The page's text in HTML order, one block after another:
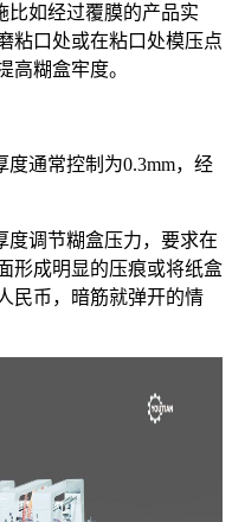
如经过覆膜的产品实
粘口处或在粘口处模压点
高糊盒牢度。
通常控制为0.3mm，经
调节糊盒压力，要求在
形成明显的压痕或将纸盒
民币，暗筋就弹开的情